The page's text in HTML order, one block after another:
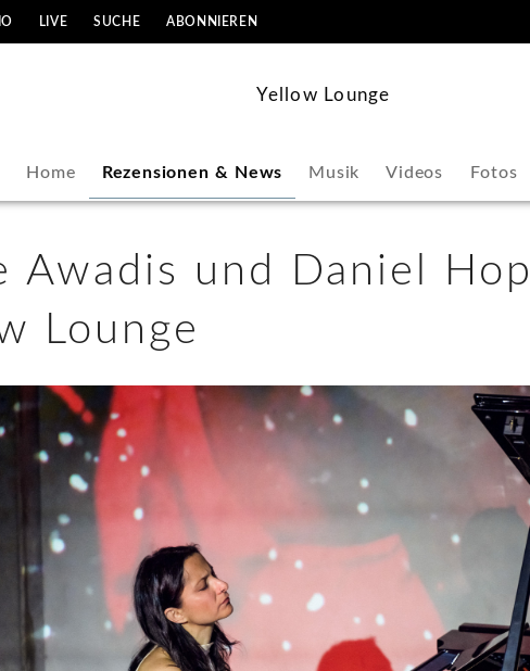
LIVE SUCHE ABONNIEREN
Yellow Lounge
Home Rezensionen & News Musik Videos Fotos
Awadis und Daniel
Lounge